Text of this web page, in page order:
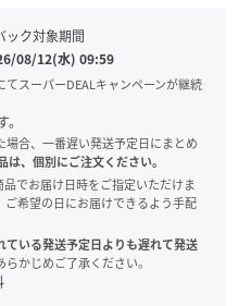
ック対象期間
08/12(水) 09:59
スーパーDEALキャンペーンが継続
合、一番遅い発送予定日にまとめ
は、個別にご注文ください。
でお届け日時をご指定いただけま
希望の日にお届けできるよう手配
いる発送予定日よりも遅れて発送
かじめご了承ください。